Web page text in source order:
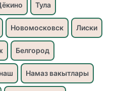
Тула
Новомосковск Лиски
Белгород
Намаз вакытлары